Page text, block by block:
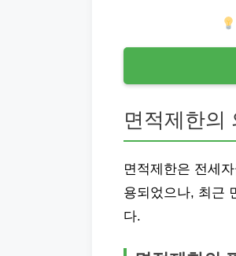
면적제한의
면적제한은 전세
용되었으나, 최근
다.